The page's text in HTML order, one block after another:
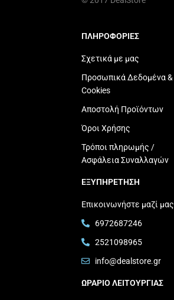
ΠΛΗΡΟΦΟΡΙΕΣ
Σχετικά με μας
Προσωπικά Δεδομένα &
Cookies
Αποστολή Προϊόντων
Όροι Χρήσης
Τρόποι πληρωμής /
Ασφάλεια Συναλλαγών
ΕΞΥΠΗΡΕΤΗΣΗ
Επικοινωνήστε μαζί μας
6972687246
2521098965
info@dealstore.gr
ΩΡΑΡΙΟ ΛΕΙΤΟΥΡΓΙΑΣ​